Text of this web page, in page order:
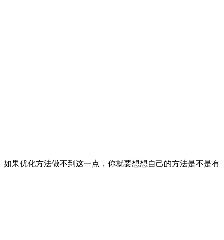
果优化方法做不到这一点，你就要想想自己的方法是不是有